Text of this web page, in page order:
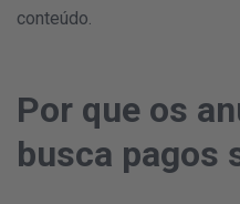
conteúdo.
Por que os
busca pagos